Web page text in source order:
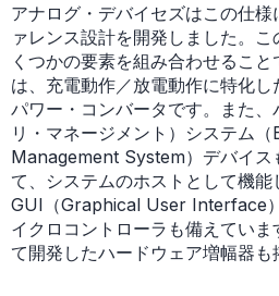
アナログ・デバイセズはこの仕
ァレンス設計を開発しました。
くつかの要素を組み合わせるこ
は、充電動作／放電動作に特化
パワー・コンバータです。また
リ・マネージメント）システム
Management System）デバイス
て、システムのホストとして機能
GUI（Graphical User Interface
イクロコントローラも備えてい
て開発したハードウェア増幅器も